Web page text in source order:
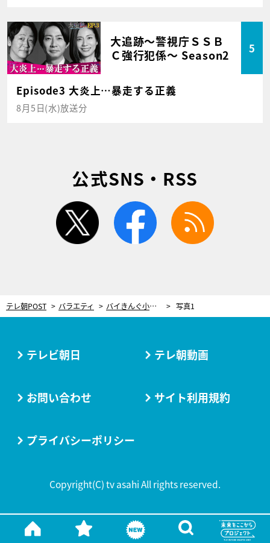
大追跡～警視庁ＳＳＢ
Ｃ強行犯係～ Season2
5
Episode3 大炎上…暴走する正義
8月5日(水)放送分
公式SNS・RSS
twitter facebook
テレ朝POST バラエティ バイきんぐ小峠英二、11歳年下の弟が…“どうしても捨てられないもの”の思い出に浸る 写真1
テレビ朝日 テレ朝動画
お問い合わせ サイト利用規約
プライバシーポリシー
Copyright(C) tv asahi All rights reserved.